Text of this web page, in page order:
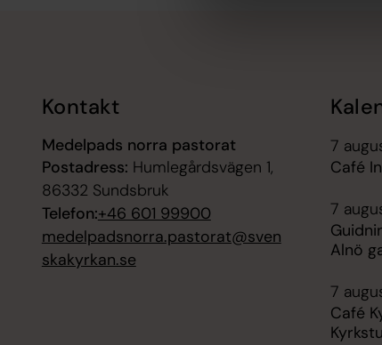
Kontakt
Medelpads norra pastorat
Postadress: Humlegårdsvägen 1,
86332 Sundsbruk
Telefon:+46 601 99900
medelpadsnorra.pastorat@sven
skakyrkan.se
7
Café
7
Alnö
7
Café